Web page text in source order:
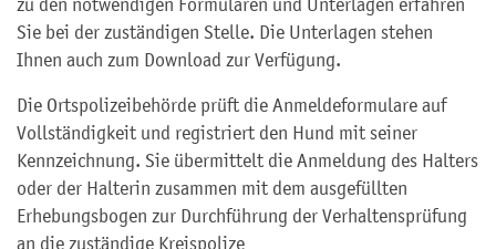
Sie bei der zuständigen Stelle. Die Unterlagen stehen
Ihnen auch zum Download zur Verfügung.
Die Ortspolizeibehörde prüft die Anmeldeformulare auf
Vollständigkeit und registriert den Hund mit seiner
Kennzeichnung. Sie übermittelt die Anmeldung des Halters
oder der Halterin zusammen mit dem ausgefüllten
Erhebungsbogen zur Durchführung der Verhaltensprüfung
an die zuständige Kreispolize